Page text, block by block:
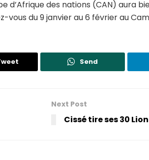
d’Afrique des nations (CAN) aura
vous du 9 janvier au 6 février au
Send
Next Post
Cissé tire ses 30